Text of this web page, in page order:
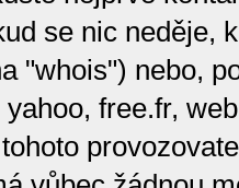
se nic neděje,
"whois") nebo,
free.fr,